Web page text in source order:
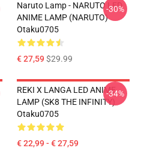
Naruto Lamp - NARUTO LED
ANIME LAMP (NARUTO)
Otaku0705
€ 27,59$29.99
-30%
REKI X LANGA LED ANIME
LAMP (SK8 THE INFINITY)
Otaku0705
€ 22,99 - € 27,59
-34%